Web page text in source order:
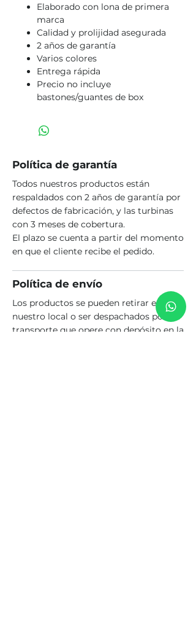
Elaborado con lona de primera
marca
Calidad y prolijidad asegurada
2 años de garantía
Varios colores
Entrega rápida
Precio no incluye
bastones/guantes de box
Política de garantía
Todos nuestros productos están
respaldados con 2 años de garantía por
defectos de fabricación, y las turbinas
con 3 meses de cobertura.
El plazo se cuenta a partir del momento
en que el cliente recibe el pedido.
Política de envío
Los productos se pueden retirar en
nuestro local o ser despachados por un
transporte que opere con depósito en la